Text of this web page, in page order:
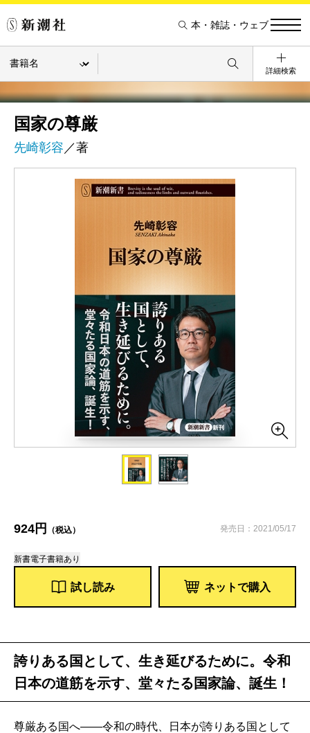
本・雑誌・ウェブ
詳細検索
国家の尊厳
先崎彰容 ／著
924円 （税込） 発売日：2021/05/17
新書電子書籍あり
試し読み ネットで購入
誇りある国として、生き延びるために。令和
日本の道筋を示す、堂々たる国家論、誕生！
尊厳ある国へ――令和の時代、日本が誇りある国として